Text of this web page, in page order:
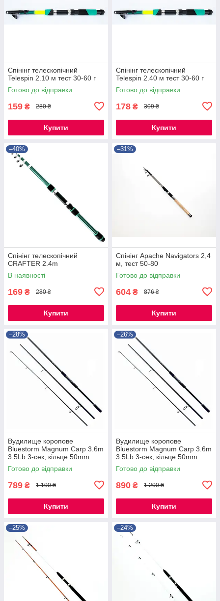
Спінінг телескопічний
Telespin 2.10 м тест 30-60 г
Готово до відправки
159 ₴ 280 ₴
Купити
Спінінг телескопічний
Telespin 2.40 м тест 30-60 г
Готово до відправки
178 ₴ 309 ₴
Купити
–40%
Спінінг телескопічний
CRAFTER 2.4m
В наявності
169 ₴ 280 ₴
Купити
–31%
Спінінг Apache Navigators 2,4
м, тест 50-80
Готово до відправки
604 ₴ 876 ₴
Купити
–28%
Вудилище коропове
Bluestorm Magnum Carp 3.6m
3.5Lb 3-сек, кільце 50mm
Готово до відправки
789 ₴ 1 100 ₴
Купити
–26%
Вудилище коропове
Bluestorm Magnum Carp 3.6m
3.5Lb 3-сек, кільце 50mm
Готово до відправки
890 ₴ 1 200 ₴
Купити
–25% –24%